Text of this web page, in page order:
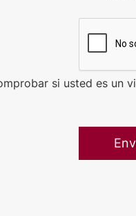
si usted es un